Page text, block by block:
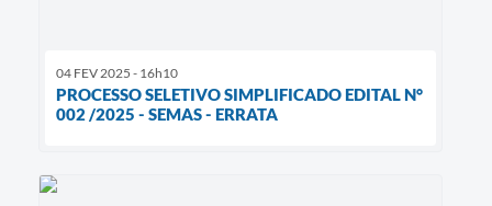
04 FEV 2025 - 16h10
PROCESSO SELETIVO SIMPLIFICADO EDITAL N°
002 /2025 - SEMAS - ERRATA